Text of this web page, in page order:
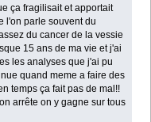
ça fragilisait et apportait
l'on parle souvent du
du cancer de la vessie
15 ans de ma vie et j'ai
les analyses que j'ai pu
quand meme a faire des
temps ça fait pas de mal!!
arrête on y gagne sur tous